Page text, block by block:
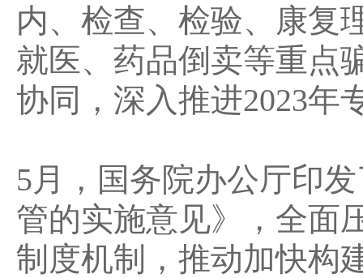
内、检查、检验、康复
就医、药品倒卖等重点
协同，深入推进2023年
5月，国务院办公厅印
管的实施意见》，全面
制度机制，推动加快构